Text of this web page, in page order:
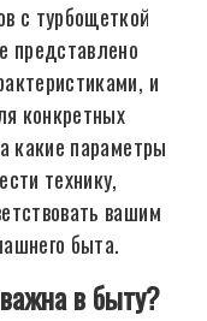
с турбощеткой
представлено
и
конкретных
какие параметры
технику,
вашим
быта.
в быту?